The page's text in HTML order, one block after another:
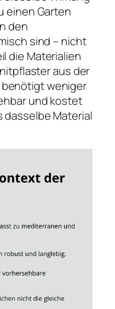
einen Garten
den
sind – nicht
die Materialien
aus der
weniger
und kostet
dasselbe Material